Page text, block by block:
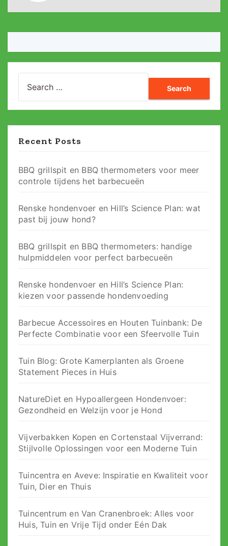
for:
Recent Posts
BBQ grillspit en BBQ thermometers voor meer
controle tijdens het barbecueën
Renske hondenvoer en Hill’s Science Plan: wat
past bij jouw hond?
BBQ grillspit en BBQ thermometers: handige
hulpmiddelen voor perfect barbecueën
Renske hondenvoer en Hill’s Science Plan:
kiezen voor passende hondenvoeding
Barbecue Accessoires en Houten Tuinbank: De
Perfecte Combinatie voor een Sfeervolle Tuin
Tuin Blog: Grote Kamerplanten als Groene
Statement Pieces in Huis
NatureDiet en Hypoallergeen Hondenvoer:
Gezondheid en Welzijn voor je Hond
Vijverbakken Kopen en Cortenstaal Vijverrand:
Stijlvolle Oplossingen voor een Moderne Tuin
Tuincentra en Aveve: Inspiratie en Kwaliteit voor
Tuin, Dier en Thuis
Tuincentrum en Van Cranenbroek: Alles voor
Huis, Tuin en Vrije Tijd onder Eén Dak